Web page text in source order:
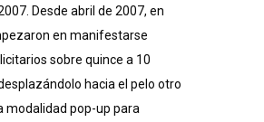
Desde abril de 2007, en
en manifestarse
sobre quince a 10
hacia el pelo otro
modalidad pop-up para